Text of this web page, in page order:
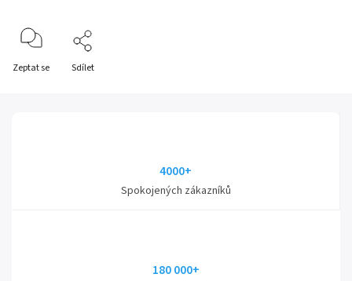
Zeptat se Sdílet
4000+
Spokojených zákazníků
180 000+